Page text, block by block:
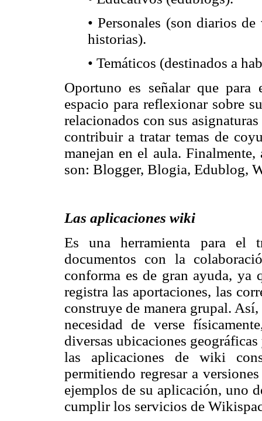
• Personales (son diarios
historias).
• Temáticos (destinados a
Oportuno es señalar que para
espacio para reflexionar sobre
relacionados con sus
contribuir a tratar temas de
manejan en el aula.
son: Blogger, Blogia, Edublog,
Las aplicaciones wiki
Es una herramienta para el
documentos con la
conforma es de gran ayuda, ya
registra las aportaciones, las
construye de manera grupal.
necesidad de verse
diversas ubicaciones
las aplicaciones de wiki
permitiendo regresar a
ejemplos de su aplicación, uno
cumplir los servicios de